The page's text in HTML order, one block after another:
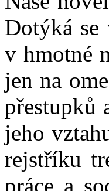
Dotýká se
v hmotné
jen na
přestupků
jeho
rejstříku
práce a